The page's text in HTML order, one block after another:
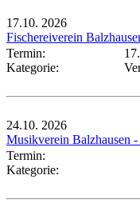
17.10. 2026
Fischereiverein
Termin:
Kategorie:
24.10. 2026
Musikverein Balzhausen
Termin:
Kategorie: